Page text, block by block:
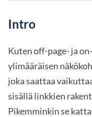
Intro
Kuten off-page- ja
ylimääräisen
joka saattaa
sisällä linkkien
Pikemminkin se